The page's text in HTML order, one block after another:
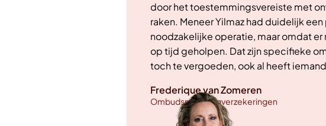
door het toestemmingsvereiste met
raken. Meneer Yilmaz had duidelijk
noodzakelijke operatie, maar omdat
op tijd geholpen. Dat zijn specifieke
toch te vergoeden, ook al heeft
Frederique van Zomeren
Ombudsman Zorgverzekeringen